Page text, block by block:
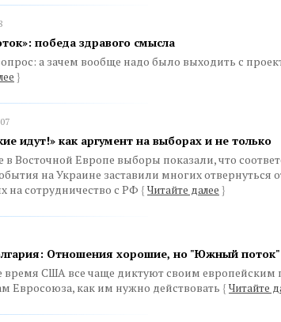
победа здравого смысла
а зачем вообще надо было выходить с
}
идут!» как аргумент на выборах и не только
Восточной Европе выборы показали, что
на Украине заставили многих отвернуться
на сотрудничество с РФ { Читайте далее }
Отношения хорошие, но "Южный поток"
время США все чаще диктуют своим европейским
Евросоюза, как им нужно действовать { Читайте